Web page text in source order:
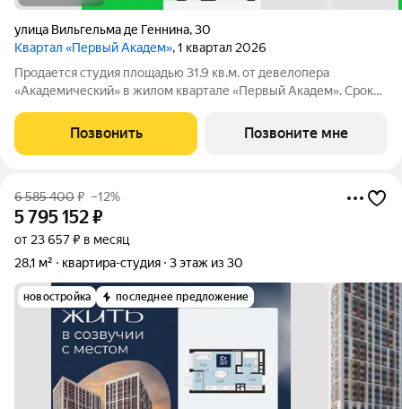
улица Вильгельма де Геннина,30
Квартал «Первый Академ», 1 квартал 2026
Продается студия площадью 31.9 кв.м. от девелопера
«Академический» в жилом квартале «Первый Академ». Срок
район, рядом с ТРЦ «Академический». Через дорогу проходит
трамвайная линия. Два вида
Позвонить Позвоните мне
6 585 400₽ –12%
5 795 152₽
от 23 657 ₽ в месяц
28,1 м²
квартира-студия 3 этаж из 30
новостройка последнее предложение